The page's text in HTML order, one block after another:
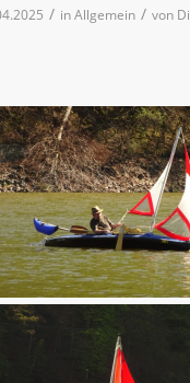
/ inAllgemein / von